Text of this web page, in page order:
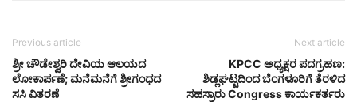
Previous article
ಶ್ರೀ ಚೌಡೇಶ್ವರಿ ದೇವಿಯ ಆಲಯದ
ಲೋಕಾರ್ಪಣೆ; ಮನೆಮನೆಗೆ ಶ್ರೀಗಂಧದ
ಸಸಿ ವಿತರಣೆ
Next article
KPCC ಅಧ್ಯಕ್ಷರ ಪದಗ್ರಹಣ:
ಶಿಡ್ಲಘಟ್ಟದಿಂದ ಬೆಂಗಳೂರಿಗೆ ತೆರಳಿದ
ಸಹಸ್ರಾರು Congress ಕಾರ್ಯಕರ್ತರು